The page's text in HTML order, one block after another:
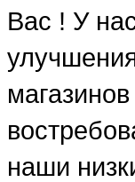
Вас ! У
наши